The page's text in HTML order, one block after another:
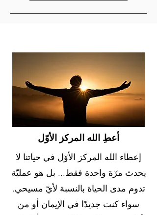
أعطِ الله المركز الأوّل
إعطاء الله المركز الأوّل في حياتنا لا
يحدث مرّة واحدة فقط... بل هو عمليّة
تدوم مدى الحياة بالنسبة لأيّ مسيحي.
سواء كنت جديدًا في الإيمان أو من